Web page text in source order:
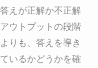
えが正解か不正解
ウトプットの段階
りも、答えを導き
いるかどうかを確